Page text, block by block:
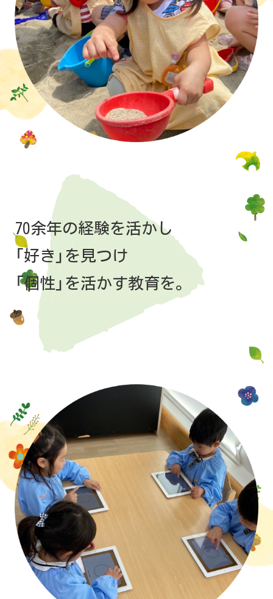
70余年の経験を活かし
「好き」を見つけ
「個性」を活かす教育を。